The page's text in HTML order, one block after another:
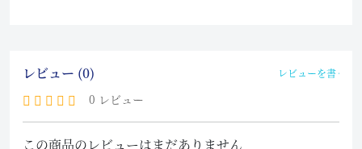
レビュー (0) レビューを書く
0 レビュー
この商品のレビューはまだありません